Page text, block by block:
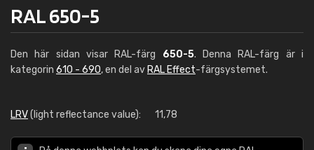
RAL 650-5
Den här sidan visar RAL-färg 650-5. Denna RAL-färg är i
kategorin 610 - 690, en del av RAL Effect-färgsystemet.
LRV(light reflectance value): 11,78